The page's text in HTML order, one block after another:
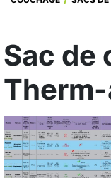
Sac de